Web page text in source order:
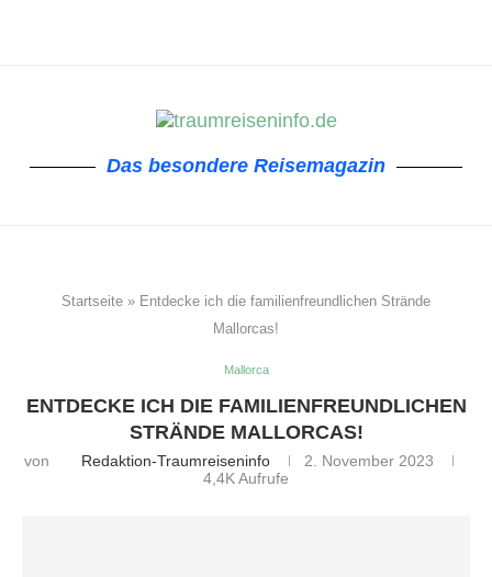
Das besondere Reisemagazin
Startseite » Entdecke ich die familienfreundlichen Strände
Mallorcas!
Mallorca
ENTDECKE ICH DIE FAMILIENFREUNDLICHEN
STRÄNDE MALLORCAS!
von Redaktion-Traumreiseninfo
2. November 2023
4,4KAufrufe